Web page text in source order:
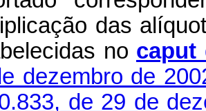
das
no caput
dezembro de
de 29 de